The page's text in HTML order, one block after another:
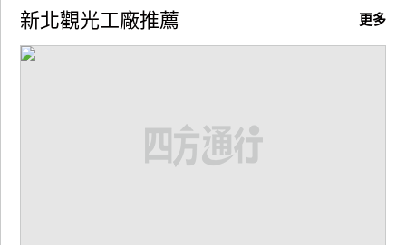
作
更多
新北觀光工廠推薦